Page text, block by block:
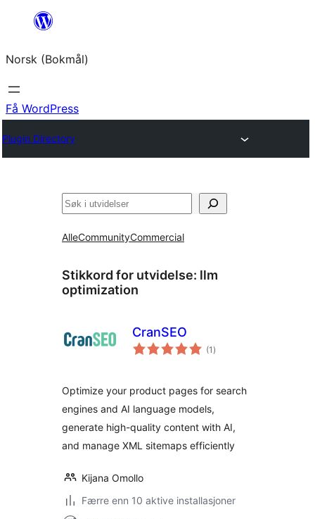
Hopp
innhold
Norsk (Bokmål)
Få WordPress
Plugin Directory
Søk
AlleCommunityCommercial
Stikkord for utvidelse: llm
optimization
CranSEO
(1 totale
vurderinger
)
Optimize your product pages for search
engines and AI language models,
generate high-quality content with AI,
and manage XML sitemaps efficiently
Kijana Omollo
Færre enn 10 aktive installasjoner